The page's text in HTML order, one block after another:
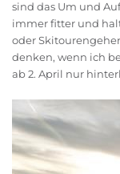
sind das Um und
immer fitter und
oder
denken, wenn ich
ab 2. April nur